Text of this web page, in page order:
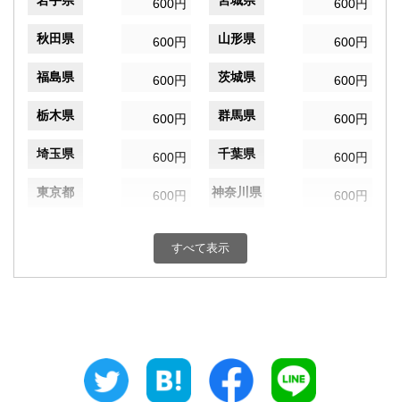
600円 600円
秋田県 600円 山形県 600円
福島県 600円 茨城県 600円
栃木県 600円 群馬県 600円
埼玉県 600円 千葉県 600円
東京都 600円 神奈川県 600円
600円 富山県
600円 三重県
すべて表示